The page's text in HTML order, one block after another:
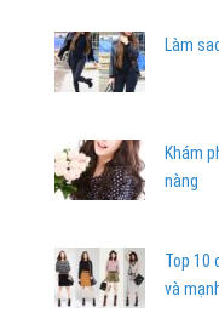
Làm
Khám
nàng
Top 10
và